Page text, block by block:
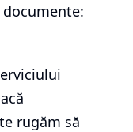
rugăm să